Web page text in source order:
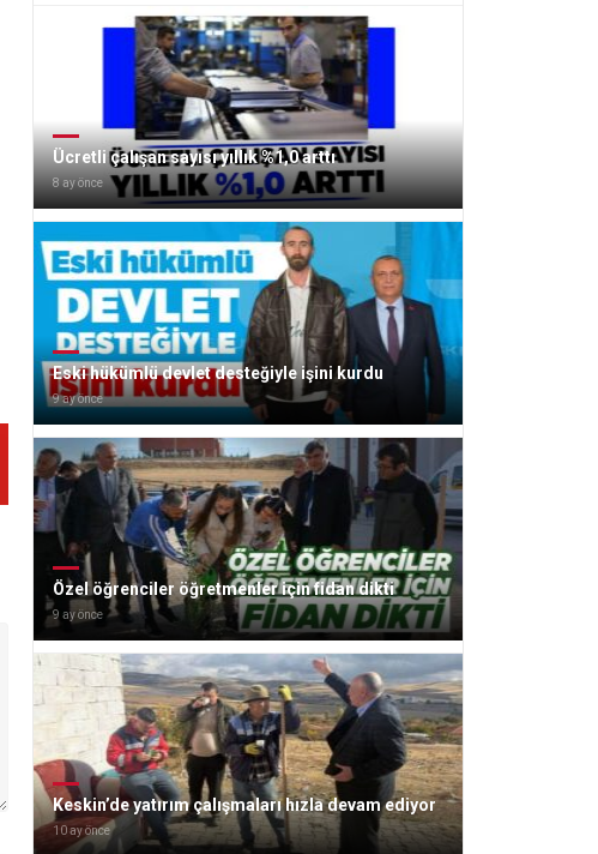
Ücretli çalışan sayısı yıllık %1,0 arttı
8 ay önce
Eski hükümlü devlet desteğiyle işini kurdu
9 ay önce
Özel öğrenciler öğretmenler için fidan dikti
9 ay önce
Keskin’de yatırım çalışmaları hızla devam ediyor
10 ay önce